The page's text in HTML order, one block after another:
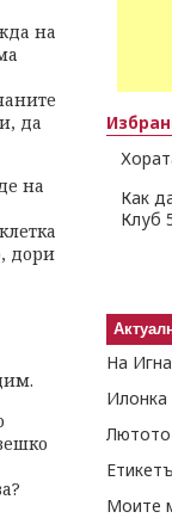
на
да
на
дори
Как
Клуб
На
Илонка
Лютото
Моите